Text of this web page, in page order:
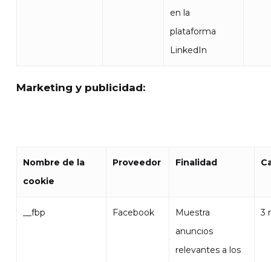
en la
plataforma
LinkedIn
Marketing y publicidad:
Nombre de la
cookie
Proveedor Finalidad
__fbp Facebook
Muestra
anuncios
relevantes a los
3